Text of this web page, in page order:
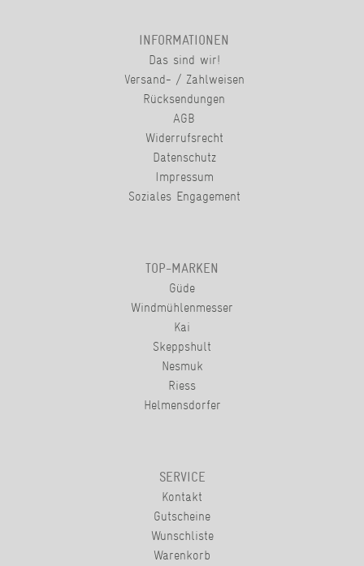
INFORMATIONEN
Das sind wir!
Versand- / Zahlweisen
Rücksendungen
AGB
Widerrufsrecht
Datenschutz
Impressum
Soziales Engagement
TOP-MARKEN
Güde
Windmühlenmesser
Kai
Skeppshult
Nesmuk
Riess
Helmensdorfer
SERVICE
Kontakt
Gutscheine
Wunschliste
Warenkorb